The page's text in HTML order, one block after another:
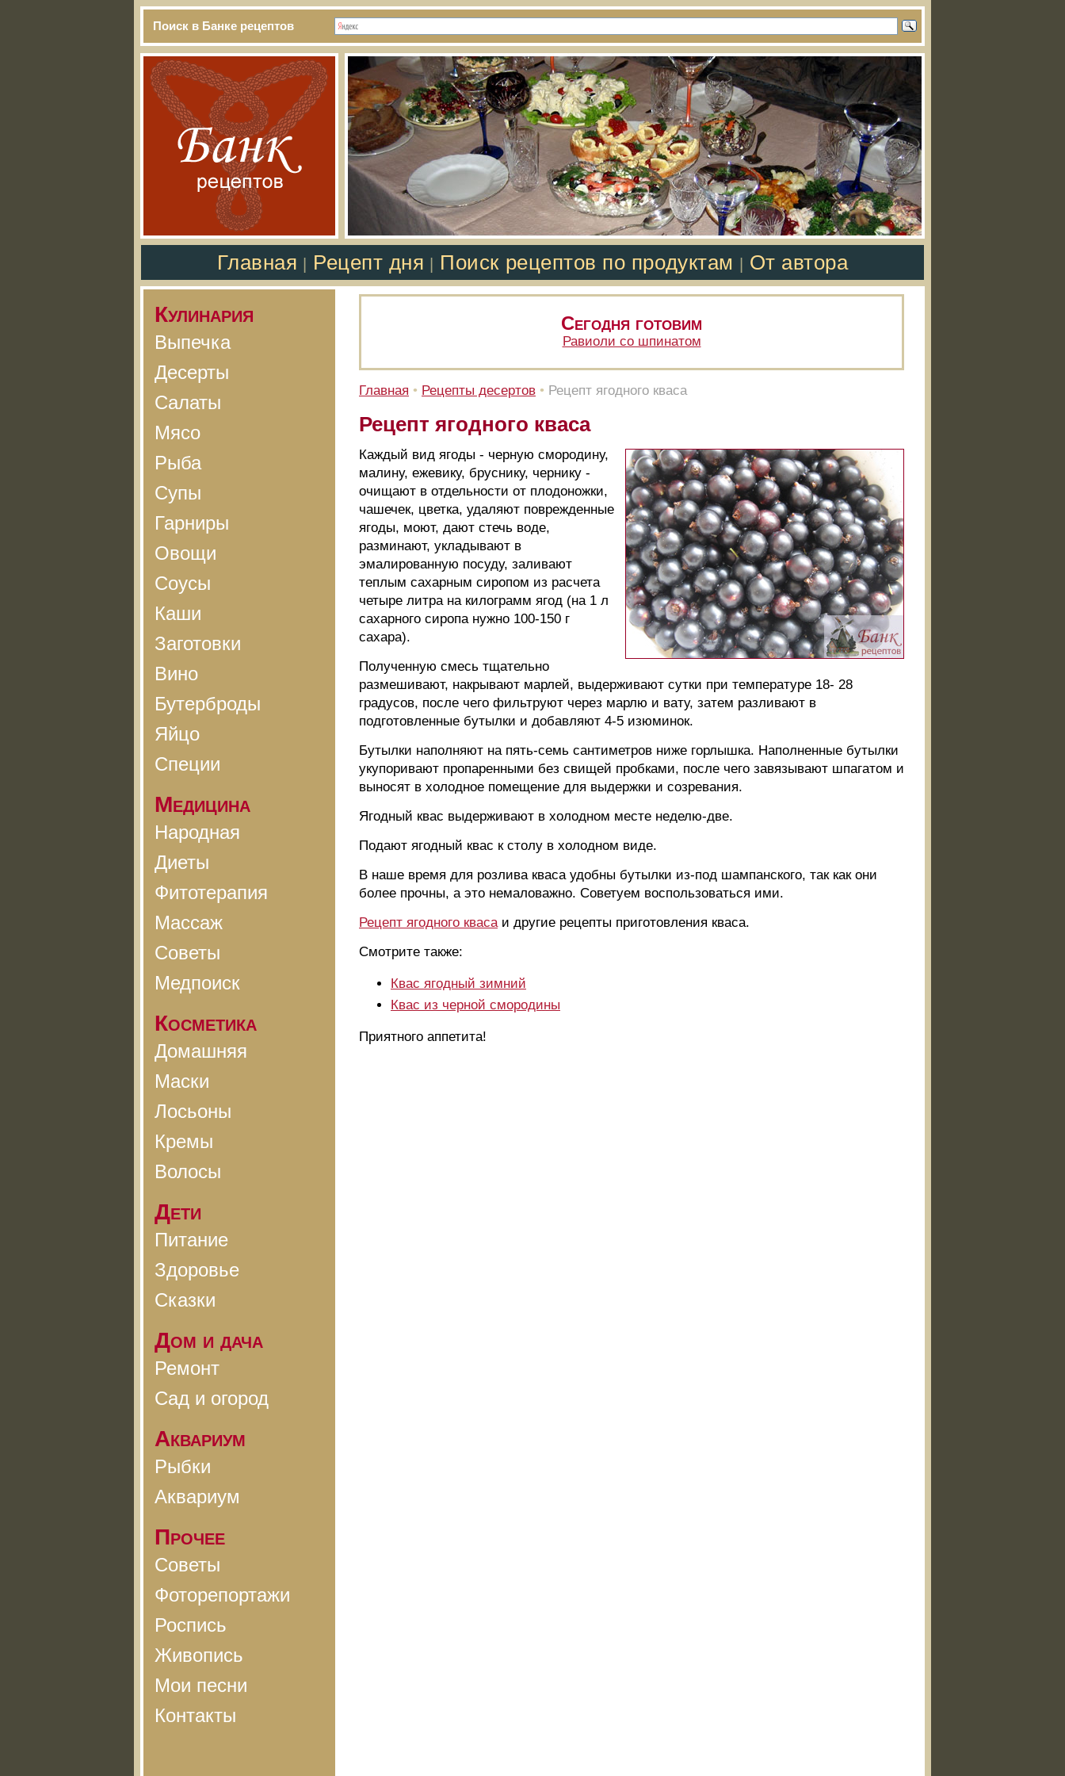
Поиск в Банке рецептов
Главная Рецепт дня Поиск рецептов по продуктам От автора
Кулинария
Выпечка
Десерты
Салаты
Мясо
Рыба
Супы
Гарниры
Овощи
Соусы
Каши
Заготовки
Вино
Бутерброды
Яйцо
Специи
Медицина
Народная
Диеты
Фитотерапия
Массаж
Советы
Медпоиск
Косметика
Домашняя
Маски
Лосьоны
Кремы
Волосы
Дети
Питание
Здоровье
Сказки
Дом и дача
Ремонт
Сад и огород
Аквариум
Рыбки
Аквариум
Прочее
Советы
Фоторепортажи
Роспись
Живопись
Мои песни
Контакты
Сегодня готовим
Равиоли со шпинатом
Главная • Рецепты десертов • Рецепт ягодного кваса
Рецепт ягодного кваса
Каждый вид ягоды - черную смородину,
малину, ежевику, бруснику, чернику -
очищают в отдельности от плодоножки,
чашечек, цветка, удаляют поврежденные
ягоды, моют, дают стечь воде,
разминают, укладывают в
эмалированную посуду, заливают
теплым сахарным сиропом из расчета
четыре литра на килограмм ягод (на 1 л
сахарного сиропа нужно 100-150 г
сахара).
Полученную смесь тщательно
размешивают, накрывают марлей, выдерживают сутки при температуре 18- 28
градусов, после чего фильтруют через марлю и вату, затем разливают в
подготовленные бутылки и добавляют 4-5 изюминок.
Бутылки наполняют на пять-семь сантиметров ниже горлышка. Наполненные бутылки
укупоривают пропаренными без свищей пробками, после чего завязывают шпагатом и
выносят в холодное помещение для выдержки и созревания.
Ягодный квас выдерживают в холодном месте неделю-две.
Подают ягодный квас к столу в холодном виде.
В наше время для розлива кваса удобны бутылки из-под шампанского, так как они
более прочны, а это немаловажно. Советуем воспользоваться ими.
Рецепт ягодного квасаи другие рецепты приготовления кваса.
Смотрите также:
Квас ягодный зимний
Квас из черной смородины
Приятного аппетита!